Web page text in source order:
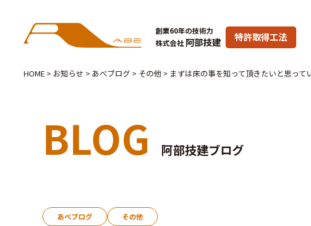
創業60年の技術力
株式会社 阿部技建 特許取得工法
HOME > お知らせ > あべブログ > その他 > まずは床の事を知って頂きたいと思って
BLOG 阿部技建ブログ
あべブログ その他